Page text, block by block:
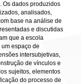
Os dados produzidos
analisados,
base na análise de
e discutidas
que a escola
espaço de
intersubjetivas,
de vínculos e
sujeitos, elementos
do processo de